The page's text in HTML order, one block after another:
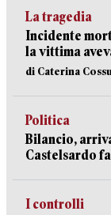
La tragedia
Incidente
la vittima
di Caterina Cossu
Politica
Bilancio,
Castelsardo
I controlli